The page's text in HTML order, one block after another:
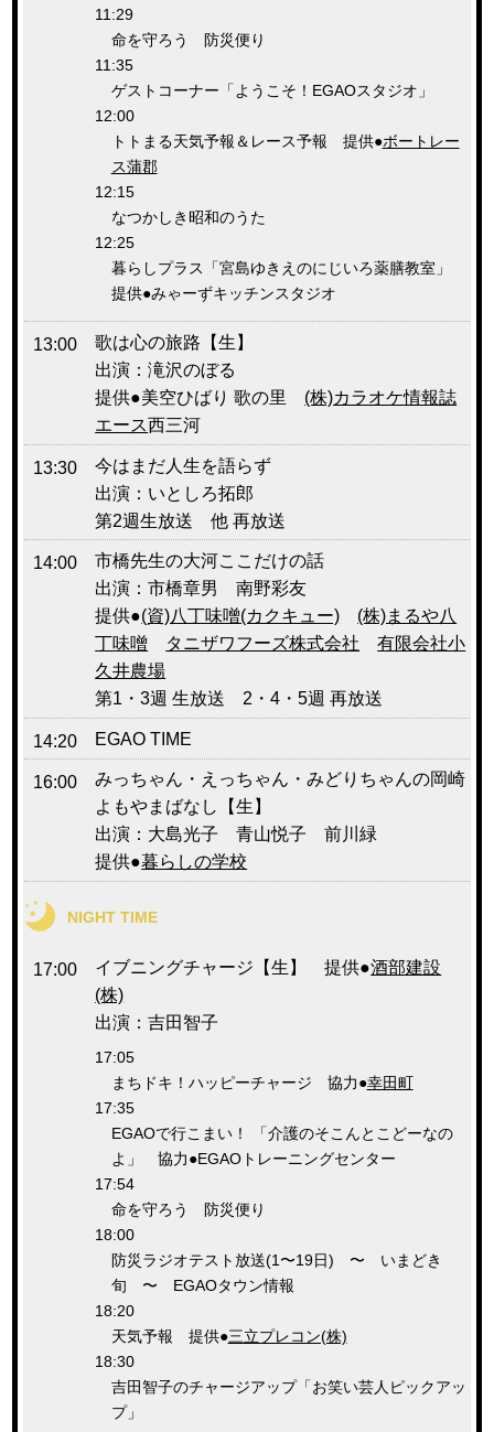
11:29
命を守ろう 防災便り
11:35
ゲストコーナー「ようこそ！EGAOスタジオ」
12:00
トトまる天気予報＆レース予報 提供●ボートレー
ス蒲郡
12:15
なつかしき昭和のうた
12:25
暮らしプラス「宮島ゆきえのにじいろ薬膳教室」
提供●みゃーずキッチンスタジオ
13:00
歌は心の旅路【生】
出演：滝沢のぼる
提供●美空ひばり 歌の里 (株)カラオケ情報誌
エース西三河
13:30
今はまだ人生を語らず
出演：いとしろ拓郎
第2週生放送 他 再放送
14:00
市橋先生の大河ここだけの話
出演：市橋章男 南野彩友
提供●(資)八丁味噌(カクキュー)
(株)まるや八
丁味噌
タニザワフーズ株式会社
有限会社小
久井農場
第1・3週 生放送 2・4・5週 再放送
14:20 EGAO TIME
16:00
みっちゃん・えっちゃん・みどりちゃんの岡崎
よもやまばなし【生】
出演：大島光子 青山悦子 前川緑
提供●暮らしの学校
NIGHT TIME
17:00 イブニングチャージ【生】 提供●酒部建設
(株)
出演：吉田智子
17:05
まちドキ！ハッピーチャージ 協力●幸田町
17:35
EGAOで行こまい！ 「介護のそこんとこどーなの
よ」 協力●EGAOトレーニングセンター
17:54
命を守ろう 防災便り
18:00
防災ラジオテスト放送(1〜19日) 〜 いまどき
旬 〜 EGAOタウン情報
18:20
天気予報 提供●三立プレコン(株)
18:30
吉田智子のチャージアップ「お笑い芸人ピックアッ
プ」